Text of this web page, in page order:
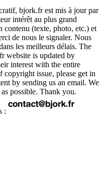
bjork.fr est mis à jour par
intérêt au plus grand
contenu (texte, photo, etc.) et
de nous le signaler. Nous
les meilleurs délais. The
website is updated by
interest with the entire
issue, please get in
by sending us an email. We
possible. Thank you.
: